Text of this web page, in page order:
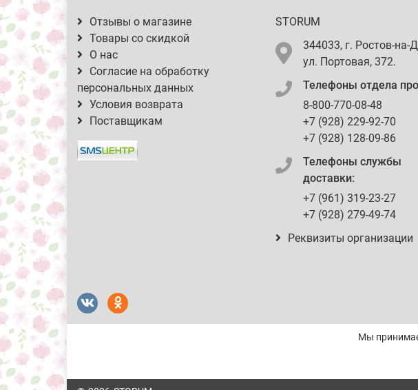
Отзывы о магазине
Товары со скидкой
О нас
Согласие на обработку
персональных данных
Условия возврата
Поставщикам
STORUM
344033, г. Ростов-на-
ул. Портовая, 372.
Телефоны отдела
8-800-770-08-48
+7 (928) 229-92-70
+7 (928) 128-09-86
Телефоны службы
доставки:
+7 (961) 319-23-27
+7 (928) 279-49-74
Реквизиты организации
Мы